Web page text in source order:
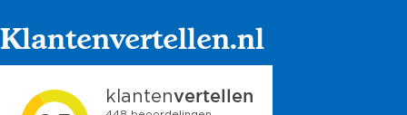
Klantenvertellen.nl